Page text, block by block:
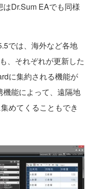
Dr.Sum EAでも同様
では、海外など各地
、それぞれが更新した
に集約される機能が
能によって、遠隔地
めてくることもでき